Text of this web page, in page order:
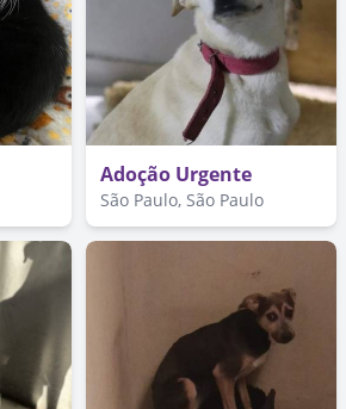
Adoção Urgente
São Paulo, São Paulo